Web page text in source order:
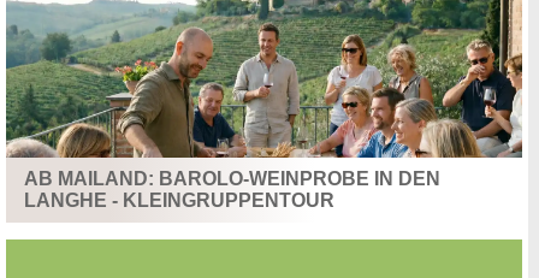
AB MAILAND: BAROLO-WEINPROBE IN DEN
LANGHE - KLEINGRUPPENTOUR